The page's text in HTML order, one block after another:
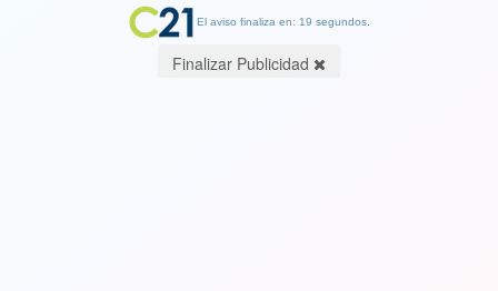
El aviso finaliza en: 19 segundos.
Finalizar Publicidad